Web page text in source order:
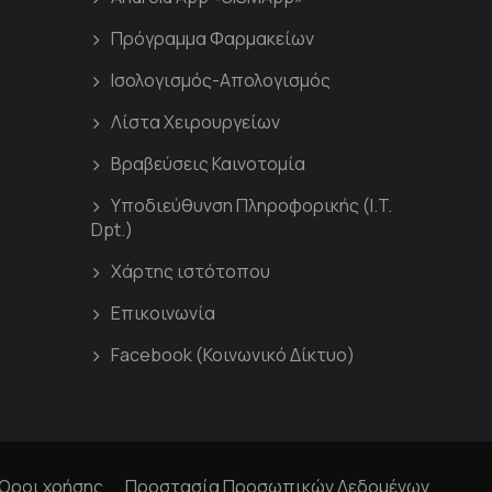
Πρόγραμμα Φαρμακείων
Ισολογισμός-Απολογισμός
Λίστα Χειρουργείων
Βραβεύσεις Καινοτομία
Υποδιεύθυνση Πληροφορικής (I.T.
Dpt.)
Χάρτης ιστότοπου
Επικοινωνία
Facebook (Κοινωνικό Δίκτυο)
χρήσης Προστασία Προσωπικών Δεδομένων